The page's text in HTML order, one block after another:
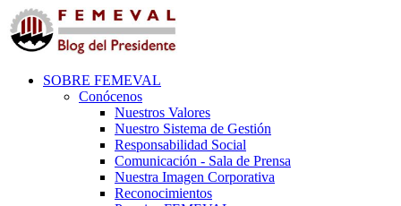
SOBRE FEMEVAL
Conócenos
Nuestros Valores
Nuestro Sistema de Gestión
Responsabilidad Social
Comunicación - Sala de Prensa
Nuestra Imagen Corporativa
Reconocimientos